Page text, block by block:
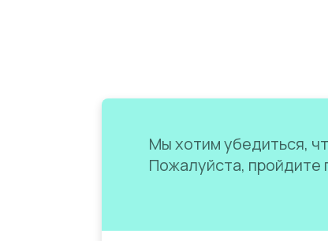
Мы хотим убедиться,
Пожалуйста, пройдите